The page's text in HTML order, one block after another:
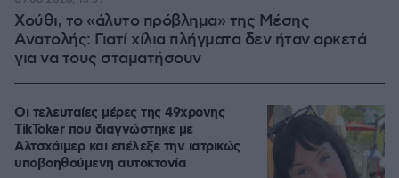
Χούθι, το «άλυτο πρόβλημα» της Μέσης
Ανατολής: Γιατί χίλια πλήγματα δεν ήταν αρκετά
για να τους σταματήσουν
Οι τελευταίες μέρες της 49χρονης
TikToker που διαγνώστηκε με
Αλτσχάιμερ και επέλεξε την ιατρικώς
υποβοηθούμενη αυτοκτονία